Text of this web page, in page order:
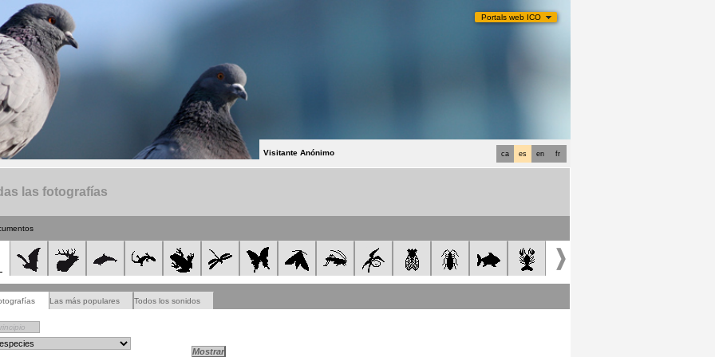
Portals web ICO
fr
en
es
ca
Visitante Anónimo
las fotografías
Las más populares Todos los sonidos